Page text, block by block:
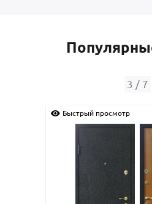
4 / 7
Быстрый просмотр